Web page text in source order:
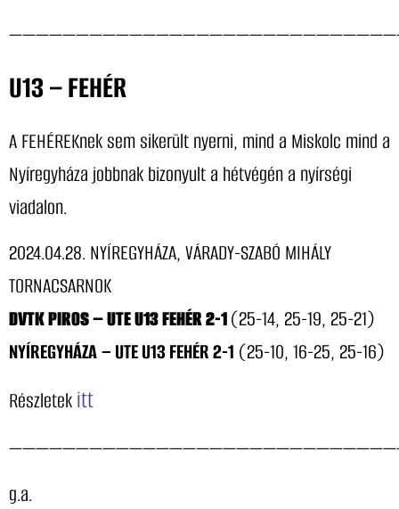
U13 – FEHÉR
A FEHÉREKnek sem sikerült nyerni, mind a Miskolc mind a
Nyíregyháza jobbnak bizonyult a hétvégén a nyírségi
viadalon.
2024.04.28. NYÍREGYHÁZA, VÁRADY-SZABÓ MIHÁLY
TORNACSARNOK
DVTK PIROS – UTE U13 FEHÉR 2-1(25-14, 25-19, 25-21)
NYÍREGYHÁZA– UTE U13 FEHÉR 2-1 (25-10, 16-25, 25-16)
Részletekitt
g.a.